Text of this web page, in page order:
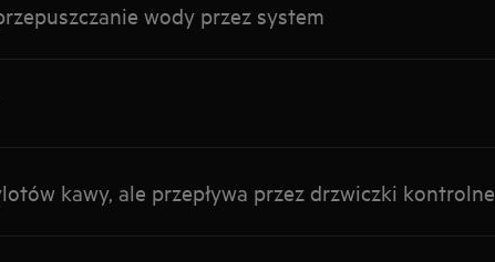
wody przez system
kawy, ale przepływa przez drzwiczki kontrolne